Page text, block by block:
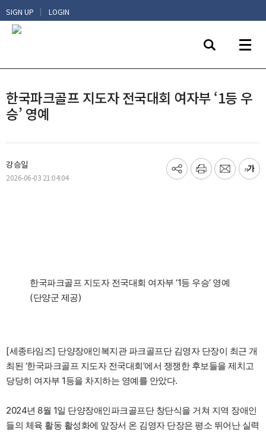
SIGN UP | LOGIN
한국파크골프 지도자 전국대회 여자부 ‘1등 우
승’ 영예
강승일
2026-06-03 21:04:04
기
프
메
글
한국파크골프 지도자 전국대회 여자부 ‘1등 우승’ 영예
(단양군 제공)
[세종타임즈] 단양장애인복지관 파크골프단 김영자 단장이 최근 개
최된 ‘한국파크골프 지도자 전국대회’에서 쟁쟁한 후보들을 제치고
당당히 여자부 1등을 차지하는 영예를 안았다.
2024년 8월 1일 단양장애인파크골프단 창단식을 거쳐 지역 장애인
들의 체육 활동 활성화에 앞장서 온 김영자 단장은 평소 뛰어난 실력